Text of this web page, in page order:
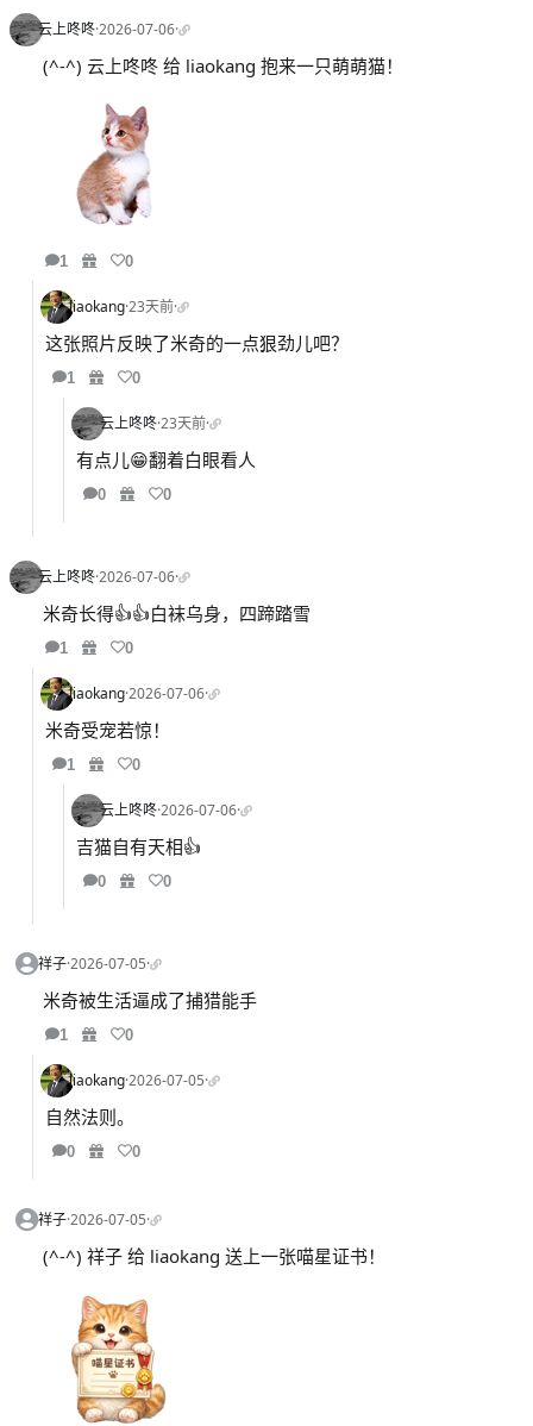
云上咚咚·2026-07-06·
(^-^) 云上咚咚 给 liaokang 抱来一只萌萌猫！
1 0
liaokang·23天前·
这张照片反映了米奇的一点狠劲儿吧？
1 0
云上咚咚·23天前·
有点儿😁翻着白眼看人
0 0
云上咚咚·2026-07-06·
米奇长得👍👍白袜乌身，四蹄踏雪
1 0
liaokang·2026-07-06·
米奇受宠若惊！
1 0
云上咚咚·2026-07-06·
吉猫自有天相👍
0 0
祥子·2026-07-05·
米奇被生活逼成了捕猎能手
1 0
liaokang·2026-07-05·
自然法则。
0 0
祥子·2026-07-05·
(^-^) 祥子 给 liaokang 送上一张喵星证书！